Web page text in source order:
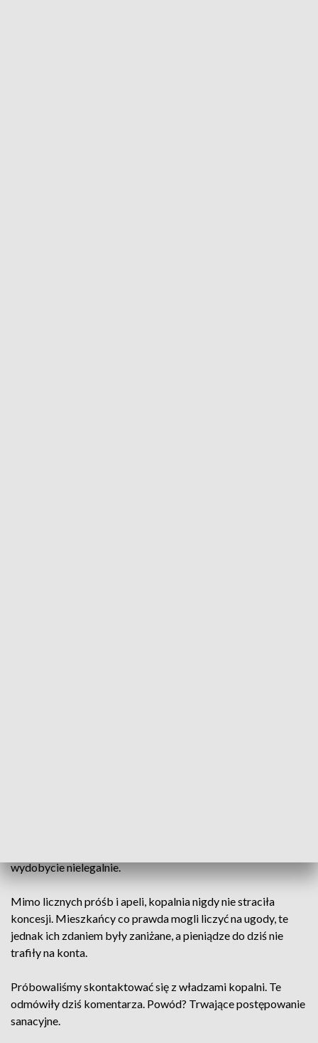
wydobycie nielegalnie.
Mimo licznych próśb i apeli, kopalnia nigdy nie straciła
koncesji. Mieszkańcy co prawda mogli liczyć na ugody, te
jednak ich zdaniem były zaniżane, a pieniądze do dziś nie
trafiły na konta.
Próbowaliśmy skontaktować się z władzami kopalni. Te
odmówiły dziś komentarza. Powód? Trwające postępowanie
sanacyjne.